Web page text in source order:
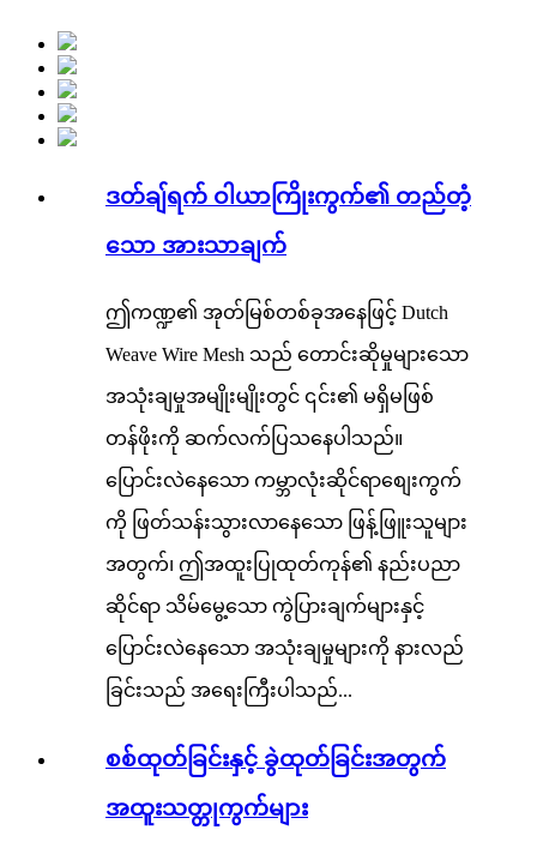
ဒတ်ချ်ရက် ဝါယာကြိုးကွက်၏ တည်တံ့
သော အားသာချက်
ဤကဏ္ဍ၏ အုတ်မြစ်တစ်ခုအနေဖြင့် Dutch
Weave Wire Mesh သည် တောင်းဆိုမှုများသော
အသုံးချမှုအမျိုးမျိုးတွင် ၎င်း၏ မရှိမဖြစ်
တန်ဖိုးကို ဆက်လက်ပြသနေပါသည်။
ပြောင်းလဲနေသော ကမ္ဘာလုံးဆိုင်ရာစျေးကွက်
ကို ဖြတ်သန်းသွားလာနေသော ဖြန့်ဖြူးသူများ
အတွက်၊ ဤအထူးပြုထုတ်ကုန်၏ နည်းပညာ
ဆိုင်ရာ သိမ်မွေ့သော ကွဲပြားချက်များနှင့်
ပြောင်းလဲနေသော အသုံးချမှုများကို နားလည်
ခြင်းသည် အရေးကြီးပါသည်...
စစ်ထုတ်ခြင်းနှင့် ခွဲထုတ်ခြင်းအတွက်
အထူးသတ္တုကွက်များ